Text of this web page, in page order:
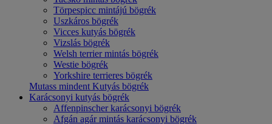
Törpespicc mintájú bögrék
Uszkáros bögrék
Vicces kutyás bögrék
Vizslás bögrék
Welsh terrier mintás bögrék
Westie bögrék
Yorkshire terrieres bögrék
Mutass mindent Kutyás bögrék
Karácsonyi kutyás bögrék
Affenpinscher karácsonyi bögrék
Afgán agár mintás karácsonyi bögrék